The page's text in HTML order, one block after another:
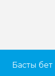
Басты бет